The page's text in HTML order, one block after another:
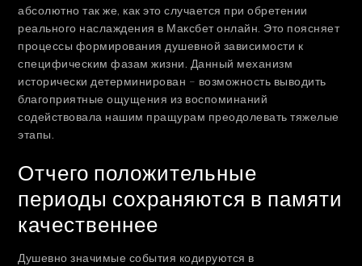
абсолютно так же, как это случается при обретении
реального наслаждения в Максбет онлайн. Это поясняет
процессы формирования душевной зависимости к
специфическим фазам жизни. Данный механизм
исторически детерминирован – возможность выводить
благоприятные ощущения из воспоминаний
содействовала нашим пращурам преодолевать тяжелые
этапы.
Отчего положительные
периоды сохраняются в памяти
качественнее
Душевно значимые события кодируются в